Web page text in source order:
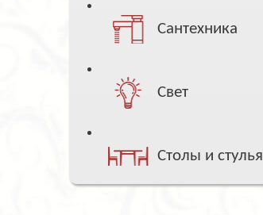
Сантехника
Свет
Столы и стулья